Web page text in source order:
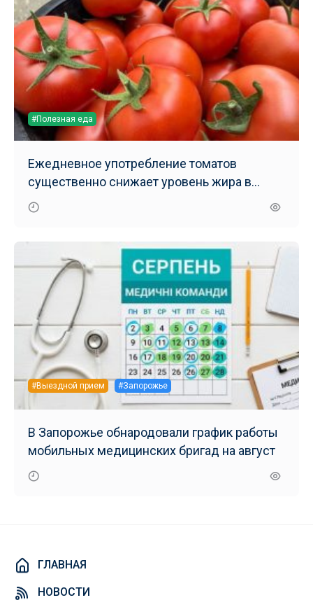
#Полезная еда
Ежедневное употребление томатов
существенно снижает уровень жира в
печени – результаты нового исследования
#Выездной прием #Запорожье
В Запорожье обнародовали график работы
мобильных медицинских бригад на август
ГЛАВНАЯ
НОВОСТИ